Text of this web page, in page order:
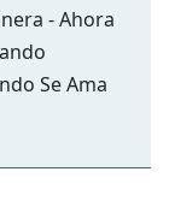
- Ahora
Se Ama